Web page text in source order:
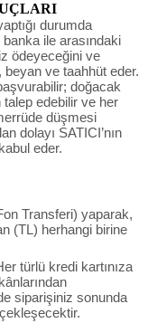
durumda
ile arasındaki
ödeyeceğini ve
beyan ve taahhüt eder.
doğacak
talep edebilir ve her
düşmesi
dolayı SATICI’nın
eder.
Transferi) yaparak,
(TL) herhangi birine
türlü kredi kartınıza
siparişiniz sonunda